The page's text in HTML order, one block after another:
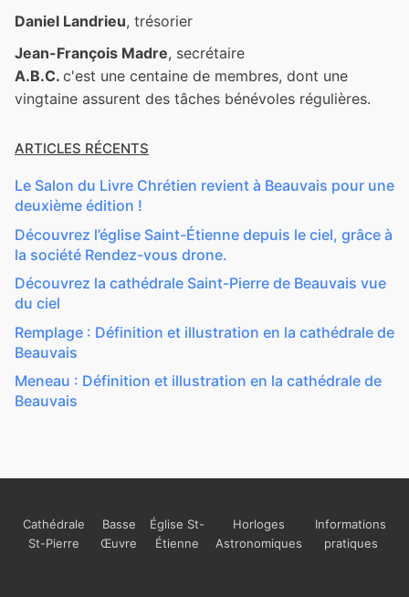
Daniel Landrieu, trésorier
Jean-François Madre, secrétaire
A.B.C. c'est une centaine de membres, dont une
vingtaine assurent des tâches bénévoles régulières.
ARTICLES RÉCENTS
Le Salon du Livre Chrétien revient à Beauvais pour une
deuxième édition !
Découvrez l’église Saint-Étienne depuis le ciel, grâce à
la société Rendez-vous drone.
Découvrez la cathédrale Saint-Pierre de Beauvais vue
du ciel
Remplage : Définition et illustration en la cathédrale de
Beauvais
Meneau : Définition et illustration en la cathédrale de
Beauvais
Cathédrale
St-Pierre
Basse
Œuvre
Église St-
Étienne
Horloges
Astronomiques
Informations
pratiques